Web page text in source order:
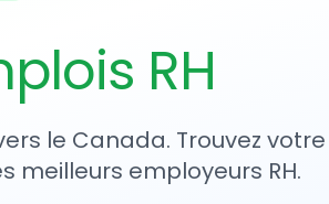
RH
le Canada. Trouvez votre
meilleurs employeurs RH.